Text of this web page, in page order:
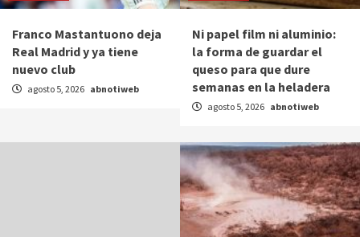
Franco Mastantuono deja
Real Madrid y ya tiene
nuevo club
agosto 5, 2026 abnotiweb
Ni papel film ni aluminio:
la forma de guardar el
queso para que dure
semanas en la heladera
agosto 5, 2026 abnotiweb